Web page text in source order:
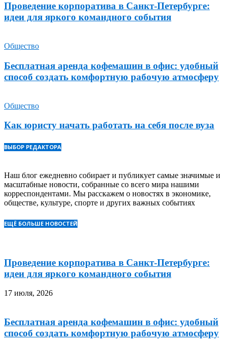
Проведение корпоратива в Санкт-Петербурге:
идеи для яркого командного события
Общество
Бесплатная аренда кофемашин в офис: удобный
способ создать комфортную рабочую атмосферу
Общество
Как юристу начать работать на себя после вуза
ВЫБОР РЕДАКТОРА
Наш блог ежедневно собирает и публикует самые значимые и
масштабные новости, собранные со всего мира нашими
корреспондентами. Мы расскажем о новостях в экономике,
обществе, культуре, спорте и других важных событиях
ЕЩЁ БОЛЬШЕ НОВОСТЕЙ
Проведение корпоратива в Санкт-Петербурге:
идеи для яркого командного события
17 июля, 2026
Бесплатная аренда кофемашин в офис: удобный
способ создать комфортную рабочую атмосферу